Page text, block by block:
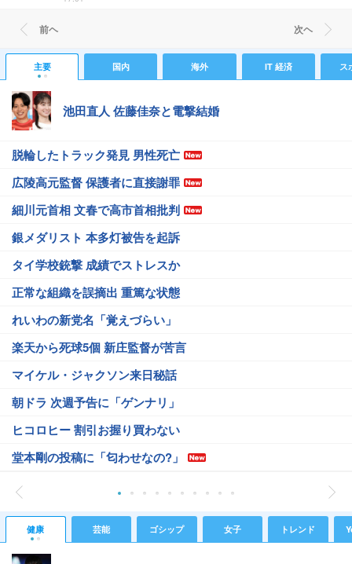
前ヘ 次ヘ
主要 国内 海外 IT 経済 ス
池田直人 佐藤佳奈と電撃結婚
脱輪したトラック発見 男性死亡
広陵高元監督 保護者に直接謝罪
細川元首相 文春で高市首相批判
銀メダリスト 本多灯被告を起訴
タイ学校銃撃 成績でストレスか
正常な組織を誤摘出 重篤な状態
れいわの新党名「覚えづらい」
楽天から死球5個 新庄監督が苦言
マイケル・ジャクソン来日秘話
朝ドラ 次週予告に「ゲンナリ」
ヒコロヒー 割引お握り買わない
堂本剛の投稿に「匂わせなの?」
健康 芸能 ゴシップ 女子 トレンド